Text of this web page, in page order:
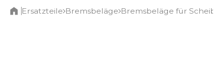
Ersatzteile Bremsbeläge Bremsbeläge für